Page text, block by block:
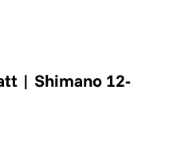
| Shimano 12-